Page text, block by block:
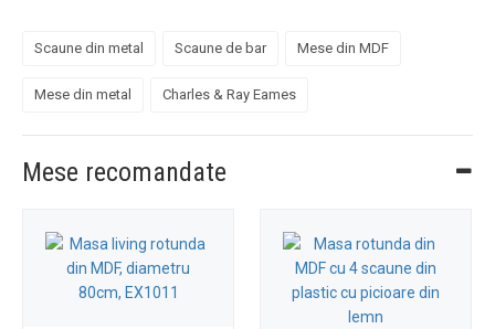
Scaune din metal Scaune de bar Mese din MDF
Mese din metal Charles & Ray Eames
Mese recomandate